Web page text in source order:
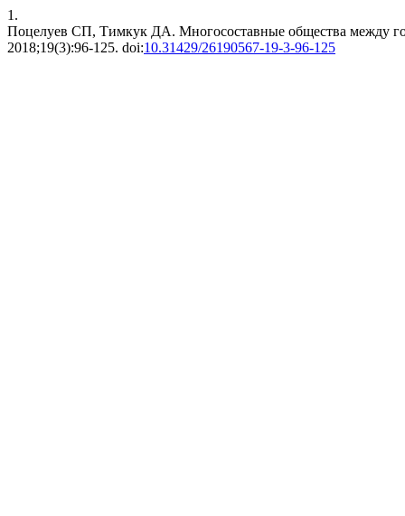
1.
Поцелуев СП, Тимкук ДА. Многосоставные общества между
2018;19(3):96-125. doi:10.31429/26190567-19-3-96-125